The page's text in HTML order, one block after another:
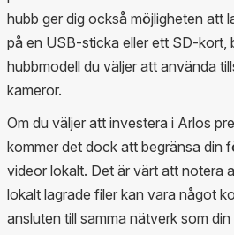
hubb ger dig också möjligheten att
på en USB-sticka eller ett SD-kort,
hubbmodell du väljer att använda
kameror.
Om du väljer att investera i Arlos
kommer det dock att begränsa din
videor lokalt. Det är värt att notera
lokalt lagrade filer kan vara något
ansluten till samma nätverk som din